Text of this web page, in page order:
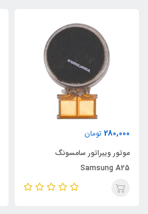
280,000 تومان
موتور ویبراتور سامسونگ
Samsung A25